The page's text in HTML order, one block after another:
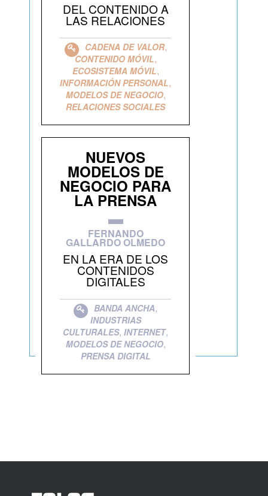
DEL CONTENIDO A
LAS RELACIONES
CADENA DE VALOR,
CONTENIDO MÓVIL,
ECOSISTEMA MÓVIL,
INFORMACIÓN PERSONAL,
MODELOS DE NEGOCIO,
RELACIONES SOCIALES
NUEVOS
MODELOS DE
NEGOCIO PARA
LA PRENSA
FERNANDO
GALLARDO OLMEDO
EN LA ERA DE LOS
CONTENIDOS
DIGITALES
BANDA ANCHA,
INDUSTRIAS
CULTURALES, INTERNET,
MODELOS DE NEGOCIO,
PRENSA DIGITAL